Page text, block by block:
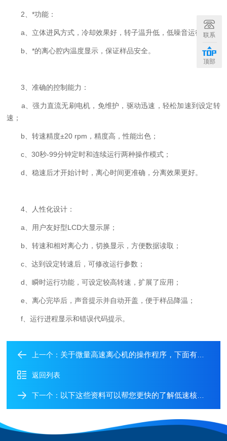
2、*功能：
a、立体进风方式，冷却效果好，转子温升低，低噪音运行；
b、*的离心腔内温度显示，保证样品安全。
3、准确的控制能力：
a、强力直流无刷电机，免维护，驱动迅速，轻松加速到设定转
速；
b、转速精度±20 rpm，精度高，性能出色；
c、30秒-99分钟定时和连续运行两种操作模式；
d、稳速后才开始计时，离心时间更准确，分离效果更好。
4、人性化设计：
a、用户友好型LCD大显示屏；
b、转速和相对离心力，切换显示，方便数据读取；
c、达到设定转速后，可修改运行参数；
d、瞬时运行功能，可设定较高转速，扩展了应用；
e、离心完毕后，声音提示并自动开盖，便于样品降温；
f、运行进程显示和错误代码提示。
上一个： 关于微量高速离心机的操作程序，下面有详细说明
返回列表
下一个： 以下这些资料可以帮您更快的了解低速核酸离心机
联系
顶部